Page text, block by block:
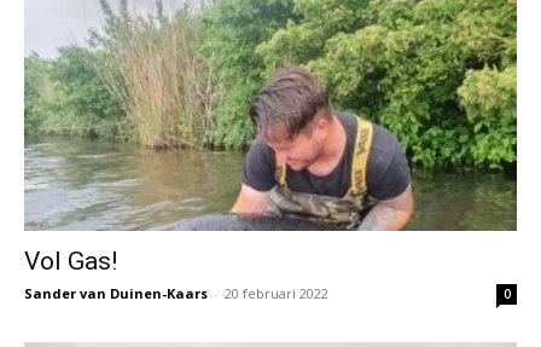
Vol Gas!
Sander van Duinen-Kaars - 20 februari 2022 0